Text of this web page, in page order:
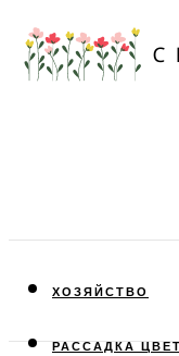
ХОЗЯЙСТВО
РАССАДКА